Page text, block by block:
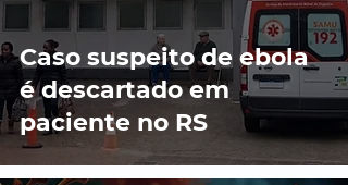
Caso suspeito de ebola
é descartado em
paciente no RS